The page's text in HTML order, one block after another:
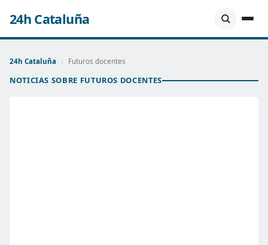
24h Cataluña
24h Cataluña › Futuros docentes
NOTICIAS SOBRE FUTUROS DOCENTES